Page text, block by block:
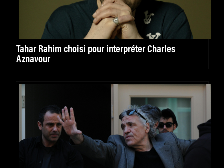
Tahar Rahim choisi pour interpréter Charles
Aznavour